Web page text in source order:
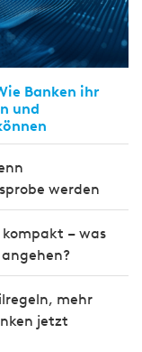
Banken ihr
und
werden
– was
mehr
jetzt